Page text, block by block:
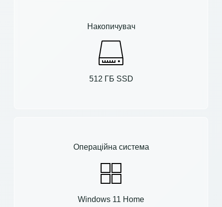
Накопичувач
512 ГБ SSD
Операційна система
Windows 11 Home